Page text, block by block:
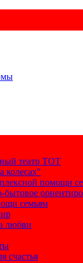
театр ТОТ
колесах"
помощи
бытовое
семьям
любви
счастья